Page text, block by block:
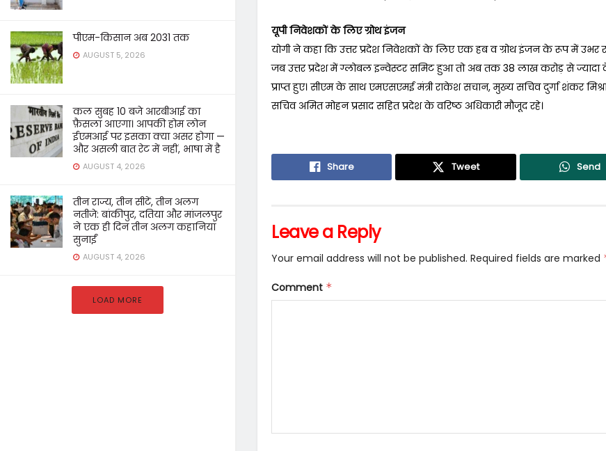
पीएम-किसान अब 2031 तक
AUGUST 5, 2026
कल सुबह 10 बजे आरबीआई का
फ़ैसला आएगा। आपकी होम लोन
ईएमआई पर इसका क्या असर होगा —
और असली बात रेट में नहीं, भाषा में है
AUGUST 4, 2026
तीन राज्य, तीन सीटें, तीन अलग
नतीजे: बांकीपुर, दतिया और मांजलपुर
ने एक ही दिन तीन अलग कहानियां
सुनाईं
AUGUST 4, 2026
LOAD MORE
यूपी निवेशकों के लिए ग्रोथ इंजन
योगी ने कहा कि उत्तर प्रदेश निवेशकों के लिए एक हब व ग्रोथ इंजन के रूप में उभर
जब उत्तर प्रदेश में ग्लोबल इन्वेस्टर समिट हुआ तो अब तक 38 लाख करोड़ से ज्यादा
प्राप्त हुए। सीएम के साथ एमएसएमई मंत्री राकेश सचान, मुख्य सचिव दुर्गा शंकर
सचिव अमित मोहन प्रसाद सहित प्रदेश के वरिष्ठ अधिकारी मौजूद रहे।
Share Tweet Send
Leave a Reply
Your email address will not be published. Required fields are marked
Comment *